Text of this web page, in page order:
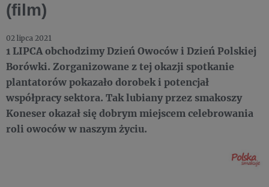
(film)
02 lipca 2021
1 LIPCA obchodzimy Dzień Owoców i Dzień Polskiej
Borówki. Zorganizowane z tej okazji spotkanie
plantatorów pokazało dorobek i potencjał
współpracy sektora. Tak lubiany przez smakoszy
Koneser okazał się dobrym miejscem celebrowania
roli owoców w naszym życiu.